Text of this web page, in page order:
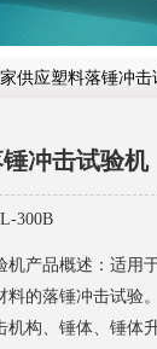
供应塑料落锤冲击
冲击试验机
300B
机产品概述：适用
的落锤冲击试验。
机构、锤体、锤体